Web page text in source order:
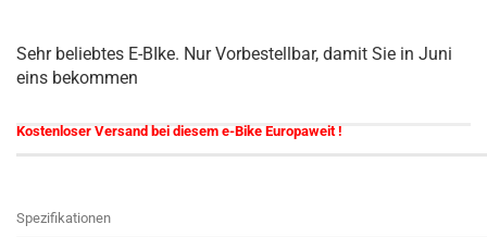
Sehr beliebtes E-BIke. Nur Vorbestellbar, damit Sie in Juni
eins bekommen
Kostenloser Versand bei diesem e-Bike Europaweit !
Spezifikationen